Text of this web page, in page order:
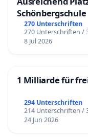
Schönbergschule
270 Unterschriften
270 Unterschriften /
8 Jul 2026
1 Milliarde für
294 Unterschriften
214 Unterschriften /
24 Jun 2026